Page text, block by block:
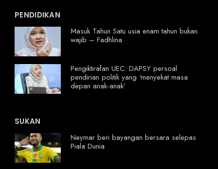
PENDIDIKAN
Masuk Tahun Satu usia enam tahun bukan
wajib – Fadhlina
Pengiktirafan UEC: DAPSY persoal
pendirian politik yang ‘menyekat masa
depan anak-anak’
SUKAN
Neymar beri bayangan bersara selepas
Piala Dunia